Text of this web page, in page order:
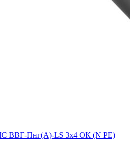
ВВГ-Пнг(А)-LS 3х4 ОК (N PE)